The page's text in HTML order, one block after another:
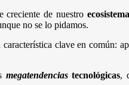
creciente de nuestro
no se lo pidamos.
clave en común:
megatendencias tecnológicas,